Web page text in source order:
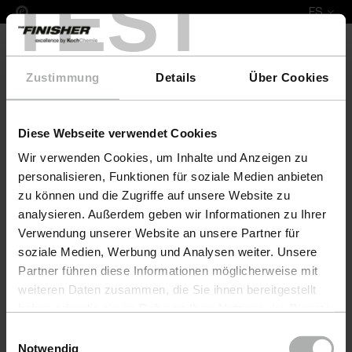
TEST
Zustimmung Details Über Cookies
Diese Webseite verwendet Cookies
Wir verwenden Cookies, um Inhalte und Anzeigen zu
personalisieren, Funktionen für soziale Medien anbieten
zu können und die Zugriffe auf unsere Website zu
analysieren. Außerdem geben wir Informationen zu Ihrer
Verwendung unserer Website an unsere Partner für
soziale Medien, Werbung und Analysen weiter. Unsere
Partner führen diese Informationen möglicherweise mit
weiteren Daten zusammen, die Sie ihnen bereitgestellt
Einstellungen zu den Cookies finden Sie unter
Notwendig
ES
COLOURLOCK Leather Fresh 1 L DFM Sp. z o.o.